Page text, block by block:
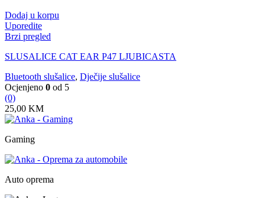
Dodaj u korpu
Uporedite
Brzi pregled
SLUSALICE CAT EAR P47 LJUBICASTA
Bluetooth slušalice, Dječije slušalice
Ocjenjeno 0 od 5
(0)
25,00 KM
Gaming
Auto oprema